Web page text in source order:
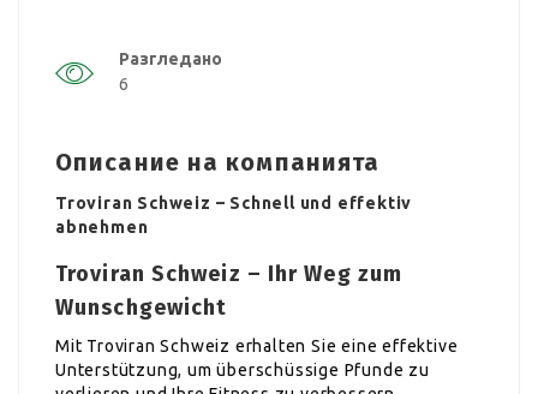
Разгледано
6
Описание на компанията
Troviran Schweiz – Schnell und effektiv
abnehmen
Troviran Schweiz – Ihr Weg zum
Wunschgewicht
Mit Troviran Schweiz erhalten Sie eine effektive
Unterstützung, um überschüssige Pfunde zu